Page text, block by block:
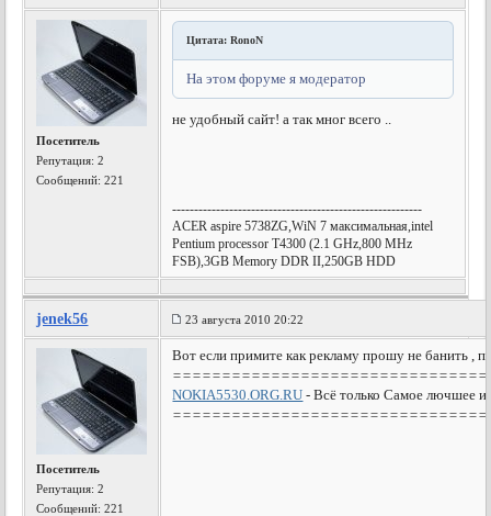
Посетитель
Репутация:2
Сообщений: 221
Цитата: RonoN
На этом форуме я модератор
не удобный сайт! а так мног всего ..
---------------------------------------------------------
AСER aspire 5738ZG,WiN 7 максимальная,intel
Pentium processor T4300 (2.1 GHz,800 MHz
FSB),3GB Memory DDR II,250GB HDD
jenek56 23 августа 2010 20:22
Посетитель
Репутация:2
Сообщений: 221
Вот если примите как рекламу прошу не банить ,
NOKIA5530.ORG.RU - Всё только Самое лючшее и